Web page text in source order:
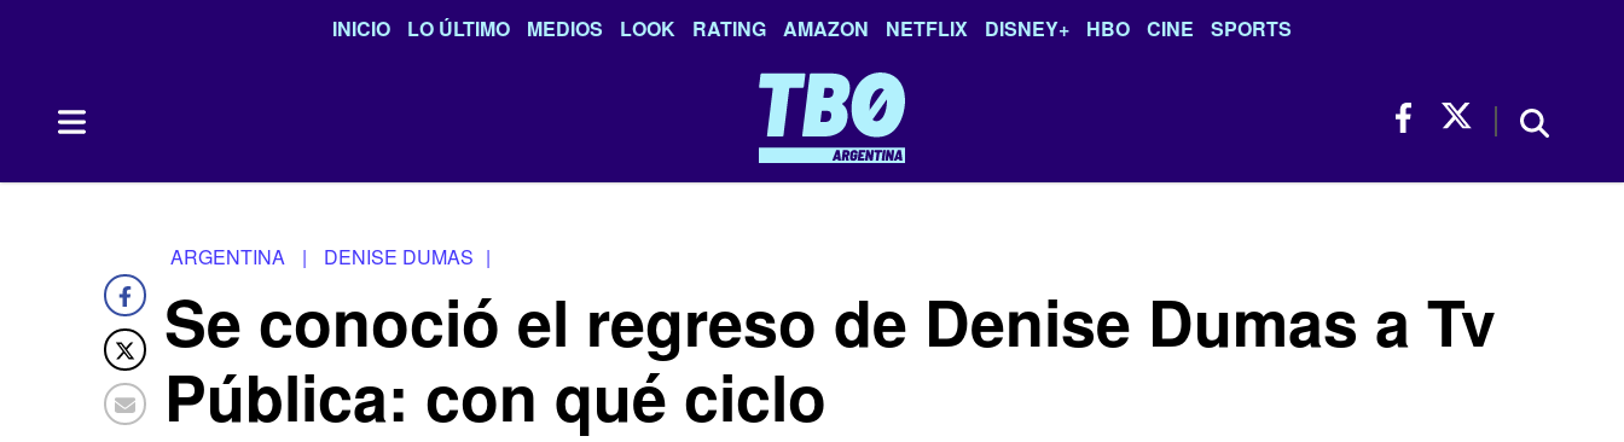
INICIO LO ÚLTIMO MEDIOS LOOK RATING AMAZON NETFLIX DISNEY+ HBO CINE SPORTS
ARGENTINA | DENISE DUMAS |
Se conoció el regreso de Denise Dumas a Tv
Pública: con qué ciclo